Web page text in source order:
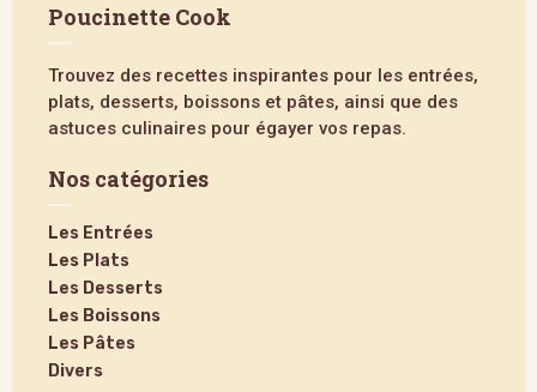
Poucinette Cook
Trouvez des recettes inspirantes pour les entrées,
plats, desserts, boissons et pâtes, ainsi que des
astuces culinaires pour égayer vos repas.
Nos catégories
Les Entrées
Les Plats
Les Desserts
Les Boissons
Les Pâtes
Divers